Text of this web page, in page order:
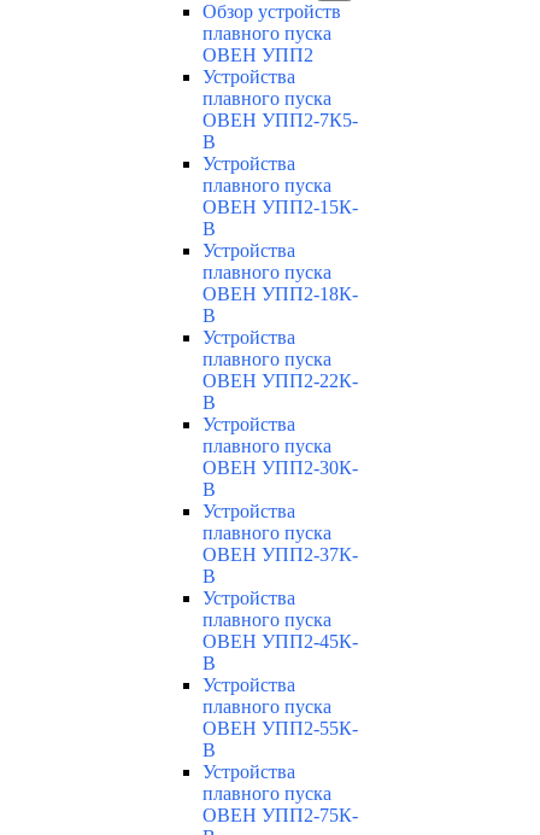
Обзор устройств
плавного пуска
ОВЕН УПП2
Устройства
плавного пуска
ОВЕН УПП2-7К5-
В
Устройства
плавного пуска
ОВЕН УПП2-15К-
В
Устройства
плавного пуска
ОВЕН УПП2-18К-
В
Устройства
плавного пуска
ОВЕН УПП2-22К-
В
Устройства
плавного пуска
ОВЕН УПП2-30К-
В
Устройства
плавного пуска
ОВЕН УПП2-37К-
В
Устройства
плавного пуска
ОВЕН УПП2-45К-
В
Устройства
плавного пуска
ОВЕН УПП2-55К-
В
Устройства
плавного пуска
ОВЕН УПП2-75К-